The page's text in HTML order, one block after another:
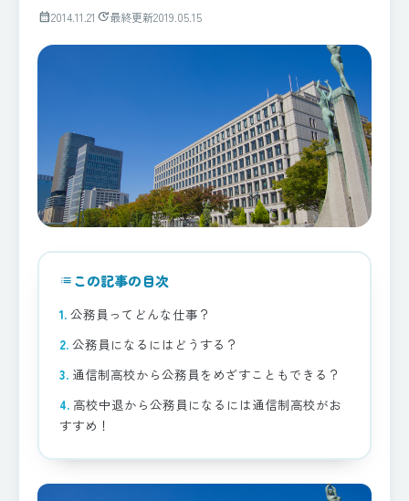
calendar_month2014.11.21 update最終更新2019.05.15
list この記事の目次
公務員ってどんな仕事？
公務員になるにはどうする？
通信制高校から公務員をめざすこともできる？
高校中退から公務員になるには通信制高校がお
すすめ！